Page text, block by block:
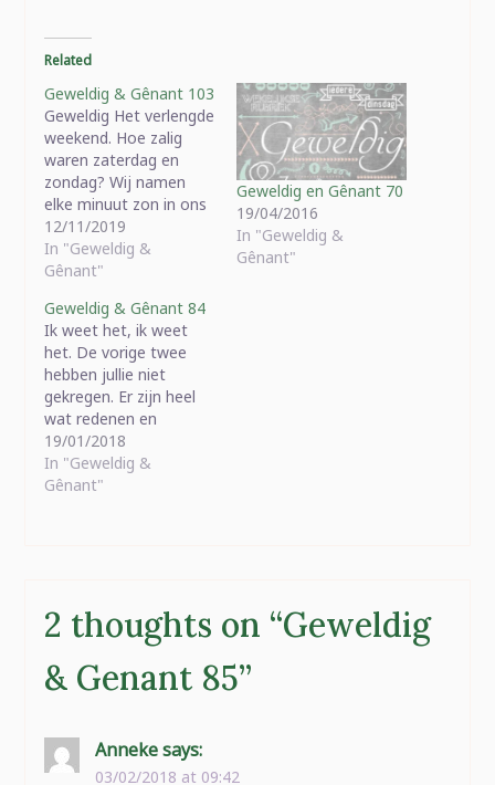
Related
Geweldig & Gênant 103
Geweldig Het verlengde
weekend. Hoe zalig
waren zaterdag en
zondag? Wij namen
elke minuut zon in ons
opBillie die na twee
dagen niets opeens
terug kaka doet.
Moeders die u last
minute uitnodigen voor
een lunch.Mijn lading
cadeaus voor Emma en
Billie in december.
Allemaal handgemaakt
of…
12/11/2019
In "Geweldig &
Gênant"
Geweldig en Gênant 70
19/04/2016
In "Geweldig &
Gênant"
Geweldig & Gênant 84
Ik weet het, ik weet
het. De vorige twee
hebben jullie niet
gekregen. Er zijn heel
wat redenen en
excuses, maar dat ligt
allemaal achter ons en
ik heb voor het eerst in
19/01/2018
In "Geweldig &
Gênant"
2 thoughts on “Geweldig
& Genant 85”
Anneke says:
03/02/2018 at 09:42